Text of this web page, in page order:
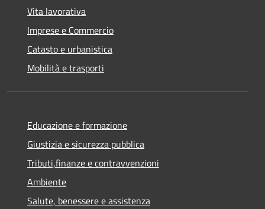
Vita lavorativa
Imprese e Commercio
Catasto e urbanistica
Mobilità e trasporti
Educazione e formazione
Giustizia e sicurezza pubblica
Tributi,finanze e contravvenzioni
Ambiente
Salute, benessere e assistenza